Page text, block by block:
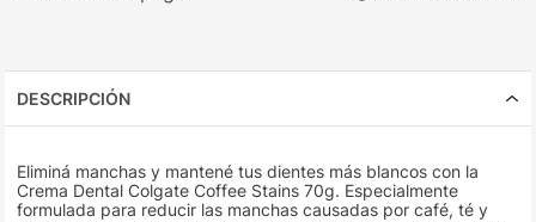
DESCRIPCIÓN
Eliminá manchas y mantené tus dientes más blancos con la
Crema Dental Colgate Coffee Stains 70g. Especialmente
formulada para reducir las manchas causadas por café, té y